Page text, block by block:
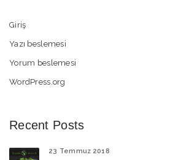
Giriş
Yazı beslemesi
Yorum beslemesi
WordPress.org
Recent Posts
23 Temmuz 2018